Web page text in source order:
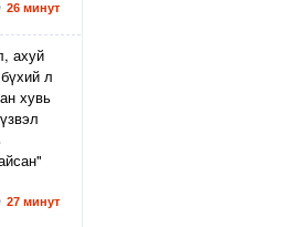
26 минут
ахуй
л
хувь
27 минут